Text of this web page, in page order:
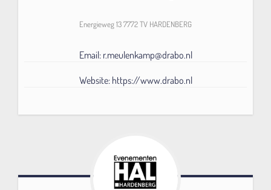
Energieweg 13 7772 TV HARDENBERG
Email: r.meulenkamp@drabo.nl
Website: https://www.drabo.nl